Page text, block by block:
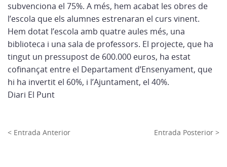
subvenciona el 75%. A més, hem acabat les obres de
l’escola que els alumnes estrenaran el curs vinent.
Hem dotat l’escola amb quatre aules més, una
biblioteca i una sala de professors. El projecte, que ha
tingut un pressupost de 600.000 euros, ha estat
cofinançat entre el Departament d’Ensenyament, que
hi ha invertit el 60%, i l’Ajuntament, el 40%.
Diari El Punt
< Entrada Anterior Entrada Posterior >